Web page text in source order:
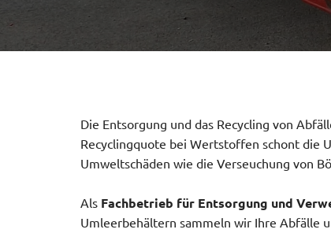
Die Entsorgung und das Recycling von
Recyclingquote bei Wertstoffen schont die
Umweltschäden wie die Verseuchung von
Als Fachbetrieb für Entsorgung und
Umleerbehältern sammeln wir Ihre Abfälle